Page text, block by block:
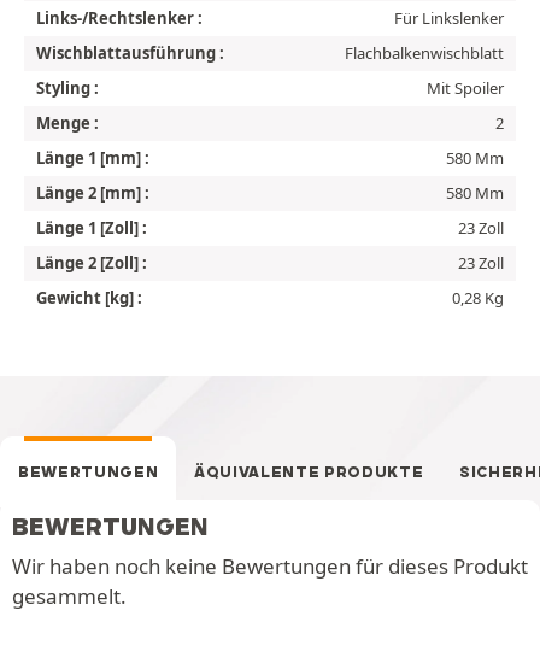
Links-/Rechtslenker :
Für Linkslenker
Wischblattausführung :
Flachbalkenwischblatt
Styling :
Mit Spoiler
Menge :
2
Länge 1 [mm] :
580 Mm
Länge 2 [mm] :
580 Mm
Länge 1 [Zoll] :
23 Zoll
Länge 2 [Zoll] :
23 Zoll
Gewicht [kg] :
0,28 Kg
BEWERTUNGEN ÄQUIVALENTE PRODUKTE
BEWERTUNGEN
Wir haben noch keine Bewertungen für dieses Produkt
gesammelt.